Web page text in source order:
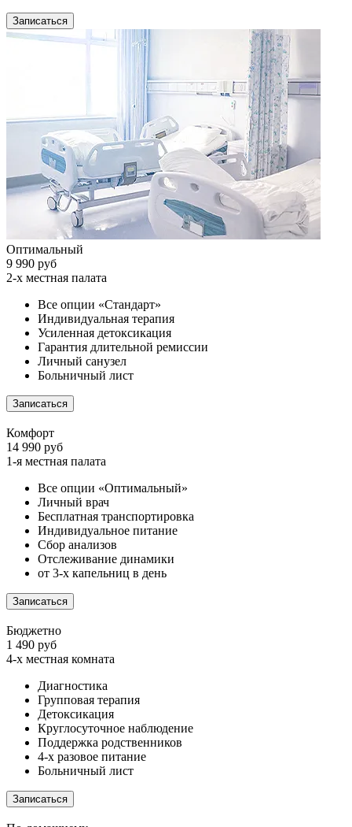
Записаться
Оптимальный
9 990 руб
2-х местная палата
Все опции «Стандарт»
Индивидуальная терапия
Усиленная детоксикация
Гарантия длительной ремиссии
Личный санузел
Больничный лист
Записаться
Комфорт
14 990 руб
1-я местная палата
Все опции «Оптимальный»
Личный врач
Бесплатная транспортировка
Индивидуальное питание
Сбор анализов
Отслеживание динамики
от 3-х капельниц в день
Записаться
Бюджетно
1 490 руб
4-х местная комната
Диагностика
Групповая терапия
Детоксикация
Круглосуточное наблюдение
Поддержка родственников
4-х разовое питание
Больничный лист
Записаться